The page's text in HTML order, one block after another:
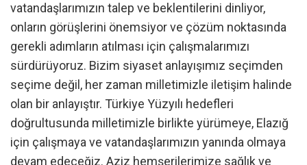
vatandaşlarımızın talep ve beklentilerini dinliyor,
onların görüşlerini önemsiyor ve çözüm noktasında
gerekli adımların atılması için çalışmalarımızı
sürdürüyoruz. Bizim siyaset anlayışımız seçimden
seçime değil, her zaman milletimizle iletişim halinde
olan bir anlayıştır. Türkiye Yüzyılı hedefleri
doğrultusunda milletimizle birlikte yürümeye, Elazığ
için çalışmaya ve vatandaşlarımızın yanında olmaya
devam edeceğiz. Aziz hemşerilerimize sağlık ve